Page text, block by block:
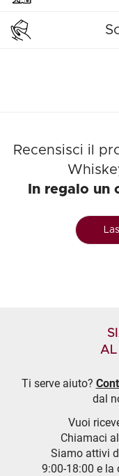
Recensisci il
In regalo un
AL
Ti serve aiuto?
dal
Vuoi
Chiamaci
Siamo attivi
9:00-18:00 e la